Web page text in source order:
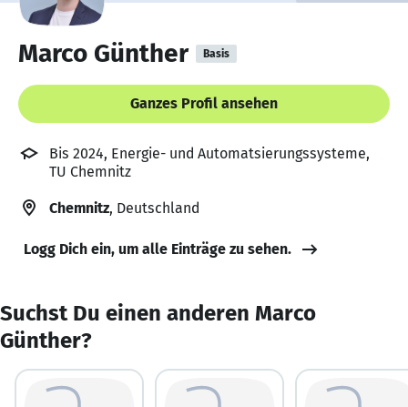
Marco Günther Basis
Ganzes Profil ansehen
Bis 2024, Energie- und Automatsierungssysteme,
TU Chemnitz
Chemnitz, Deutschland
Logg Dich ein, um alle Einträge zu sehen.
Suchst Du einen anderen Marco
Günther?